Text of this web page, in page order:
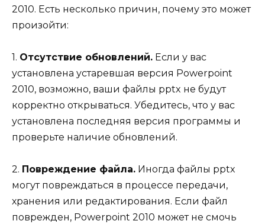
2010. Есть несколько причин, почему это может
произойти:
1. Отсутствие обновлений. Если у вас
установлена устаревшая версия Powerpoint
2010, возможно, ваши файлы pptx не будут
корректно открываться. Убедитесь, что у вас
установлена последняя версия программы и
проверьте наличие обновлений.
2. Повреждение файла. Иногда файлы pptx
могут повреждаться в процессе передачи,
хранения или редактирования. Если файл
поврежден, Powerpoint 2010 может не смочь